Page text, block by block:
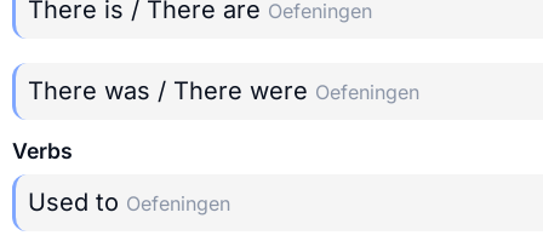
There is / There are Oefeningen
There was / There were Oefeningen
Verbs
Used to Oefeningen